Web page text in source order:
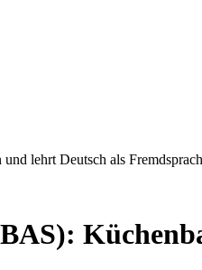
lehrt Deutsch als